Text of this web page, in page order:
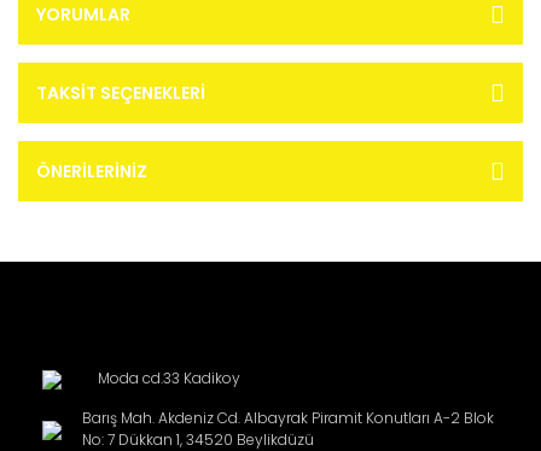
YORUMLAR
TAKSIT SEÇENEKLERI
ÖNERILERINIZ
Moda cd.33 Kadikoy
Barış Mah. Akdeniz Cd. Albayrak Piramit Konutları A-2 Blok
No: 7 Dükkan 1, 34520 Beylikdüzü